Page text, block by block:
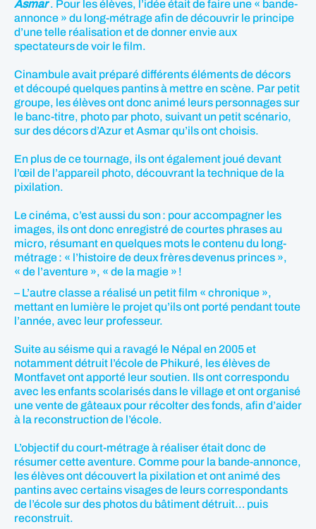
Asmar . Pour les élèves, l’idée était de faire une « bande-
annonce » du long-métrage afin de découvrir le principe
d’une telle réalisation et de donner envie aux
spectateurs de voir le film.
Cinambule avait préparé différents éléments de décors
et découpé quelques pantins à mettre en scène. Par petit
groupe, les élèves ont donc animé leurs personnages sur
le banc-titre, photo par photo, suivant un petit scénario,
sur des décors d’Azur et Asmar qu’ils ont choisis.
En plus de ce tournage, ils ont également joué devant
l’œil de l’appareil photo, découvrant la technique de la
pixilation.
Le cinéma, c’est aussi du son : pour accompagner les
images, ils ont donc enregistré de courtes phrases au
micro, résumant en quelques mots le contenu du long-
métrage : « l’histoire de deux frères devenus princes »,
« de l’aventure », « de la magie » !
– L’autre classe a réalisé un petit film « chronique »,
mettant en lumière le projet qu’ils ont porté pendant toute
l’année, avec leur professeur.
Suite au séisme qui a ravagé le Népal en 2005 et
notamment détruit l’école de Phikuré, les élèves de
Montfavet ont apporté leur soutien. Ils ont correspondu
avec les enfants scolarisés dans le village et ont organisé
une vente de gâteaux pour récolter des fonds, afin d’aider
à la reconstruction de l’école.
L’objectif du court-métrage à réaliser était donc de
résumer cette aventure. Comme pour la bande-annonce,
les élèves ont découvert la pixilation et ont animé des
pantins avec certains visages de leurs correspondants
de l’école sur des photos du bâtiment détruit… puis
reconstruit.